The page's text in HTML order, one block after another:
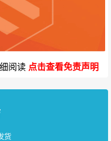
阅读 点击查看免责声明
货